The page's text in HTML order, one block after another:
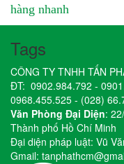
hàng nhanh
Tags
CÔNG TY TNHH TẤN
ĐT: 0902.984.792 -
0968.455.525 - (028)
Văn Phòng Đại Diện:
Thành phố Hồ Chí Minh
Đại diện pháp luật: Vũ
Gmail: